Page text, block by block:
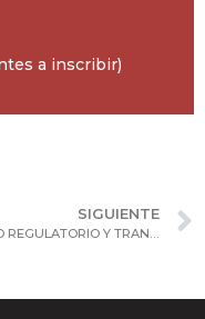
a inscribir)
SIGUIENTE
MARCO REGULATORIO Y TRANSACCIONES DE MERCADO DE CAPITALES